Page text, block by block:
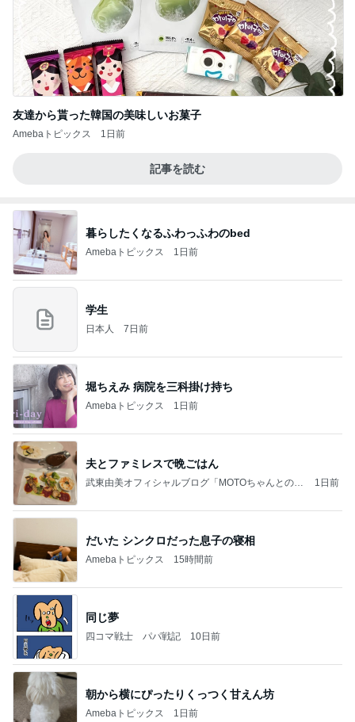
友達から貰った韓国の美味しいお菓子
Amebaトピックス 1日前
記事を読む
暮らしたくなるふわっふわのbed
Amebaトピックス 1日前
学生
日本人 7日前
堀ちえみ 病院を三科掛け持ち
Amebaトピックス 1日前
夫とファミレスで晩ごはん
武東由美オフィシャルブログ「MOTOちゃんとのは
1日前
だいた シンクロだった息子の寝相
Amebaトピックス 15時間前
同じ夢
四コマ戦士 パパ戦記 10日前
朝から横にぴったりくっつく甘えん坊
Amebaトピックス 1日前